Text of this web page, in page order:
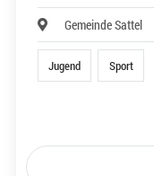
Gemeinde Sattel
Jugend Sport